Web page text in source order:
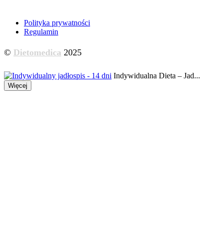
Polityka prywatności
Regulamin
© Dietomedica 2025
Indywidualna Dieta – Jad...
Więcej